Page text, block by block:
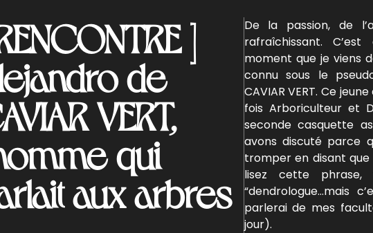
]
de
VERT,
qui
aux arbres
De la passion, de
rafraîchissant.
moment que je viens
connu sous le
CAVIAR VERT. Ce
fois Arboriculteur et
seconde casquette
avons discuté parce
tromper en disant
lisez cette
“dendrologue…mais
parlerai de mes
jour).